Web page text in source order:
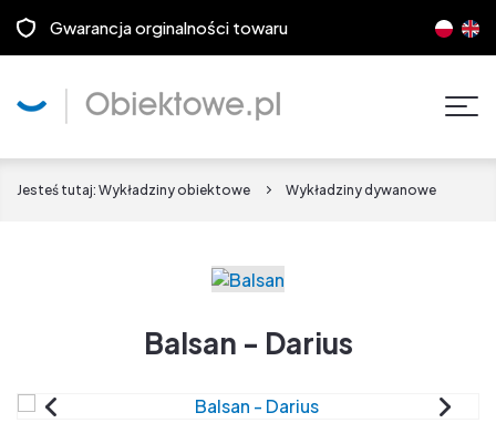
Gwarancja orginalności towaru
Jesteś tutaj: Wykładziny obiektowe Wykładziny dywanowe
Balsan - Darius